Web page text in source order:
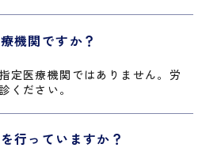
機関ですか？
定医療機関ではありません。労
ください。
行っていますか？